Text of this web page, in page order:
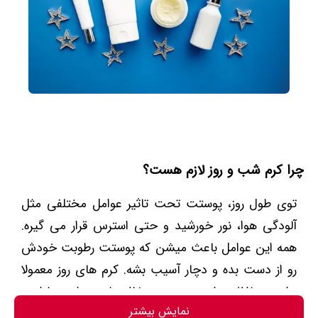
چرا کرم شب و روز لازم هست؟
توی طول روز، پوستت تحت تاثیر عوامل مختلفی مثل
آلودگی هوا، نور خورشید و حتی استرس قرار می گیره.
همه این عوامل باعث میشن که پوستت رطوبت خودش
رو از دست بده و دچار آسیب بشه. کرم های روز معمولا
برای محافظت از پوست و حفظ رطوبت اون طراحی
شدن، اما شب‌ که پوست در حال ترمیم هست، نیاز به یه
نمایش بیشتر